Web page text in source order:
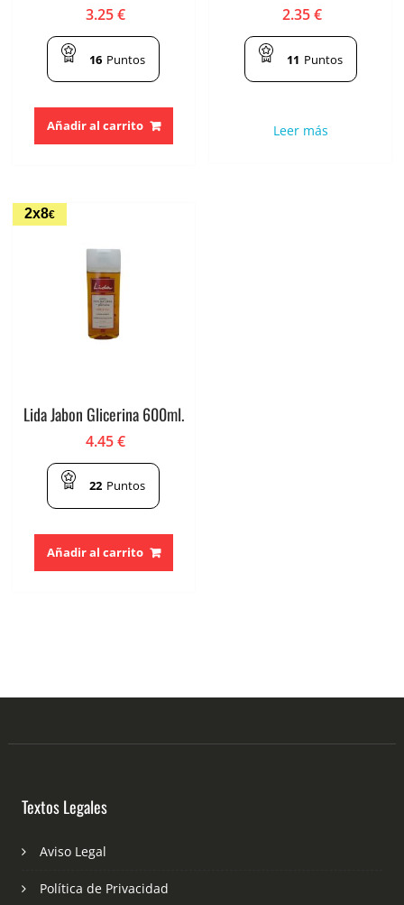
3.25€
16 Puntos
Añadir al carrito
2.35€
11 Puntos
Leer más
2x8€
Lida Jabon Glicerina 600ml.
4.45€
22 Puntos
Añadir al carrito
Textos Legales
Aviso Legal
Política de Privacidad